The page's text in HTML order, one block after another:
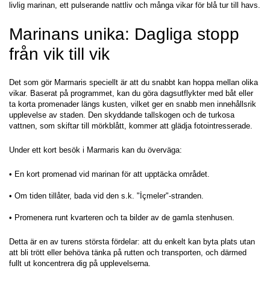
livlig marinan, ett pulserande nattliv och många vikar för blå tur till havs.
Marinans unika: Dagliga stopp
från vik till vik
Det som gör Marmaris speciellt är att du snabbt kan hoppa mellan olika
vikar. Baserat på programmet, kan du göra dagsutflykter med båt eller
ta korta promenader längs kusten, vilket ger en snabb men innehållsrik
upplevelse av staden. Den skyddande tallskogen och de turkosa
vattnen, som skiftar till mörkblått, kommer att glädja fotointresserade.
Under ett kort besök i Marmaris kan du överväga:
• En kort promenad vid marinan för att upptäcka området.
• Om tiden tillåter, bada vid den s.k. "İçmeler"-stranden.
• Promenera runt kvarteren och ta bilder av de gamla stenhusen.
Detta är en av turens största fördelar: att du enkelt kan byta plats utan
att bli trött eller behöva tänka på rutten och transporten, och därmed
fullt ut koncentrera dig på upplevelserna.